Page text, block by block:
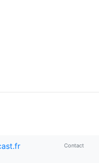
Contact